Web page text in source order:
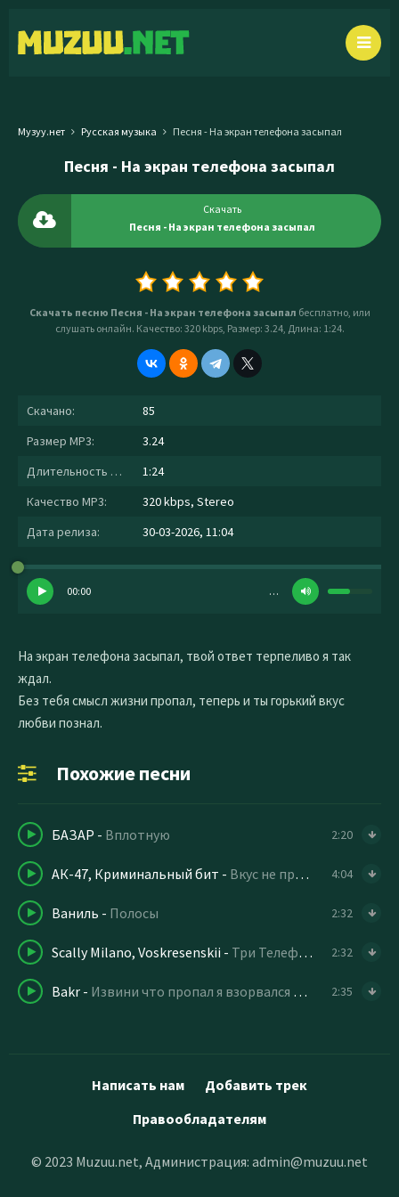
Музуу.нет Русская музыка Песня - На экран телефона засыпал
Песня - На экран телефона засыпал
Скачать
Песня - На экран телефона засыпал
Скачать песню Песня - На экран телефона засыпал бесплатно, или
слушать онлайн. Качество: 320 kbps, Размер: 3.24, Длина: 1:24.
Скачано:
85
Размер MP3:
3.24
Длительность MP3:
1:24
Качество MP3:
320 kbps, Stereo
Дата релиза:
30-03-2026, 11:04
00:00 …
На экран телефона засыпал, твой ответ терпеливо я так
ждал.
Без тебя смысл жизни пропал, теперь и ты горький вкус
любви познал.
Похожие песни
БАЗАР - Вплотную 2:20
АК-47, Криминальный бит - Вкус не пропал 4:04
Ваниль - Полосы 2:32
Scally Milano, Voskresenskii - Три Телефона 2:32
Bakr - Извини что пропал я взорвался пропан 2:35
Написать нам
Добавить трек
Правообладателям
© 2023 Muzuu.net, Администрация: admin@muzuu.net